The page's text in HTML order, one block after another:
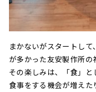
まかないがスタートして、
が多かった友安製作所の
その楽しみは、「食」
食事をする機会が増え